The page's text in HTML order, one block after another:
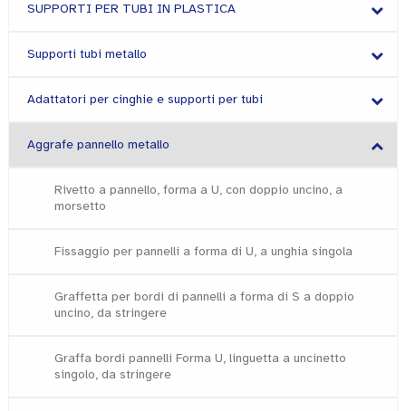
SUPPORTI PER TUBI IN PLASTICA
Supporti tubi metallo
Adattatori per cinghie e supporti per tubi
Aggrafe pannello metallo
Rivetto a pannello, forma a U, con doppio uncino, a
morsetto
Fissaggio per pannelli a forma di U, a unghia singola
Graffetta per bordi di pannelli a forma di S a doppio
uncino, da stringere
Graffa bordi pannelli Forma U, linguetta a uncinetto
singolo, da stringere